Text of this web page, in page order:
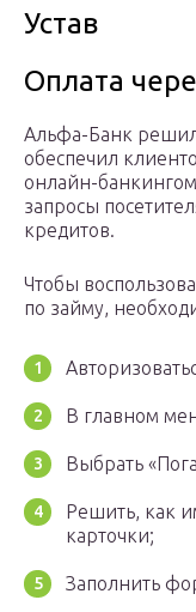
Устав
Оплата
Альфа-Банк решил
обеспечил
онлайн-
запросы
кредитов.
Чтобы
по займу,
В главном
Выбрать
Решить, как
карточки;
Заполнить